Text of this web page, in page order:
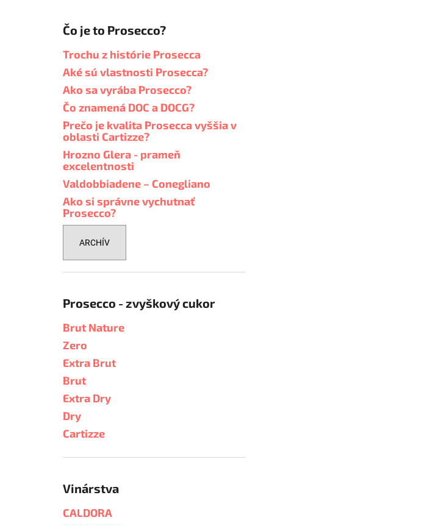
Čo je to Prosecco?
Trochu z histórie Prosecca
Aké sú vlastnosti Prosecca?
Ako sa vyrába Prosecco?
Čo znamená DOC a DOCG?
Prečo je kvalita Prosecca vyššia v
oblasti Cartizze?
Hrozno Glera - prameň
excelentnosti
Valdobbiadene – Conegliano
Ako si správne vychutnať
Prosecco?
ARCHÍV
Prosecco - zvyškový cukor
Brut Nature
Zero
Extra Brut
Brut
Extra Dry
Dry
Cartizze
Vinárstva
CALDORA